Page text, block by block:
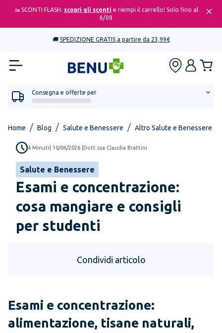
🚤 SCONTI FLASH: scopri gli sconti e riempi il carrello! Solo fino al
6/08
🚚 SPEDIZIONE GRATIS a partire da 23,99€
Consegna e offerte per
Home / Blog / Salute e Benessere / Altro Salute e Benessere
4 Minuti 10/06/2026 Dott.ssa Claudia Brattini
Salute e Benessere
Esami e concentrazione:
cosa mangiare e consigli
per studenti
Condividi articolo
Esami e concentrazione:
alimentazione, tisane naturali,